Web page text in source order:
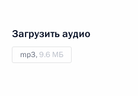
Загрузить аудио
mp3,9.6 МБ